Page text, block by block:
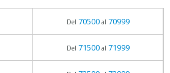
Del 70500al 70999
Del 71500al 71999